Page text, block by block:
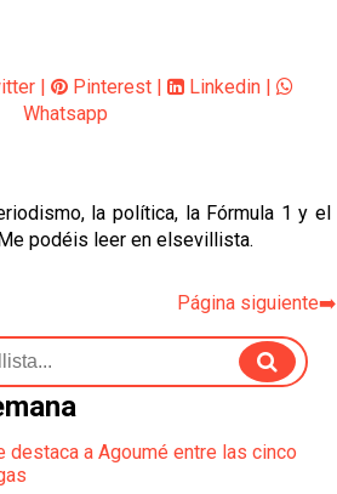
Pinterest Linkedin
Whatsapp
la política, la Fórmula 1 y el
podéis leer en elsevillista.
Página siguiente➡️
destaca a Agoumé entre las cinco